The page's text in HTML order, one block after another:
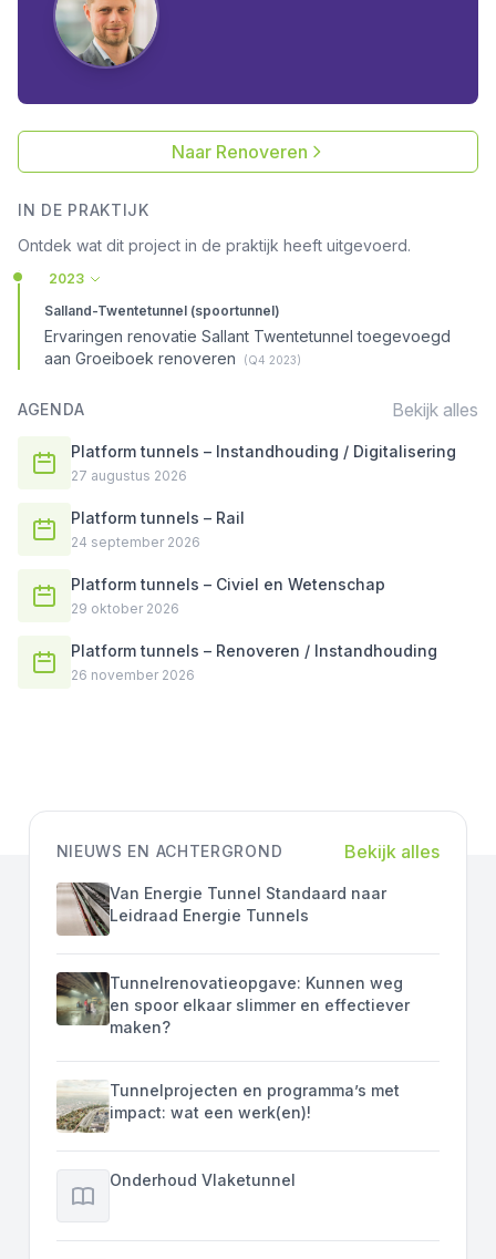
Naar Renoveren
IN DE PRAKTIJK
Ontdek wat dit project in de praktijk heeft uitgevoerd.
2023
Salland-Twentetunnel (spoortunnel)
Ervaringen renovatie Sallant Twentetunnel toegevoegd
aan Groeiboek renoveren
(Q4 2023)
AGENDA Bekijk alles
Platform tunnels – Instandhouding / Digitalisering
27 augustus 2026
Platform tunnels – Rail
24 september 2026
Platform tunnels – Civiel en Wetenschap
29 oktober 2026
Platform tunnels – Renoveren / Instandhouding
26 november 2026
NIEUWS EN ACHTERGROND Bekijk alles
Van Energie Tunnel Standaard naar
Leidraad Energie Tunnels
Tunnelrenovatieopgave: Kunnen weg
en spoor elkaar slimmer en effectiever
maken?
Tunnelprojecten en programma’s met
impact: wat een werk(en)!
Onderhoud Vlaketunnel